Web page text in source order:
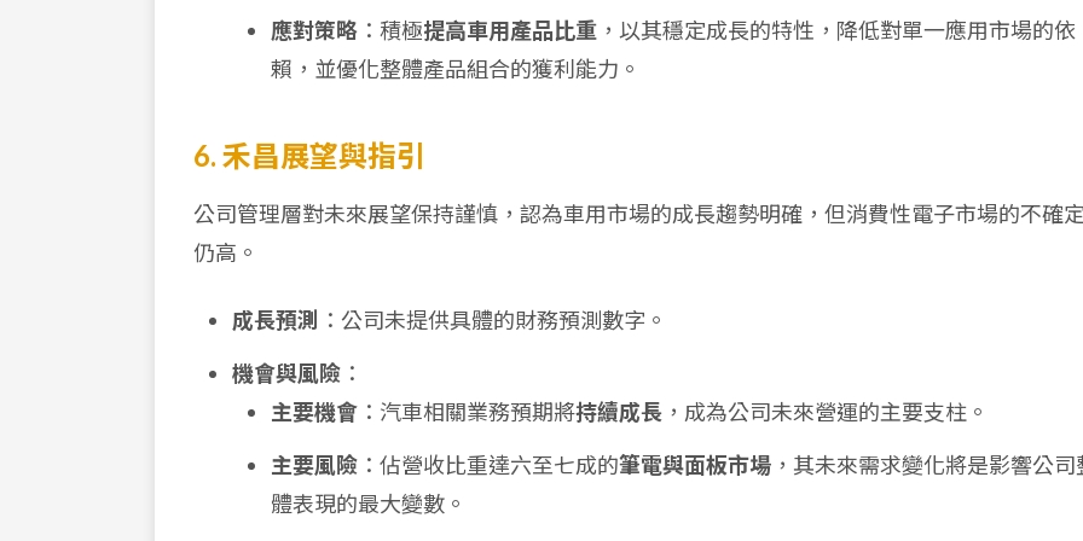
應對策略 ：積極提高車用產品比重 ，以其穩定成長的特性，降低對單一應用市場的依
賴，並優化整體產品組合的獲利能力。
6. 禾昌展望與指引
公司管理層對未來展望保持謹慎，認為車用市場的成長趨勢明確，但消費性電子市場的不確
仍高。
成長預測 ：公司未提供具體的財務預測數字。
機會與風險 ：
主要機會 ：汽車相關業務預期將持續成長 ，成為公司未來營運的主要支柱。
主要風險 ：佔營收比重達六至七成的筆電與面板市場 ，其未來需求變化將是影響公司
體表現的最大變數。